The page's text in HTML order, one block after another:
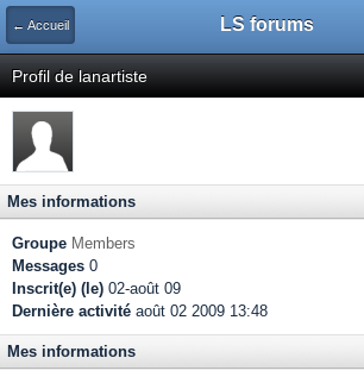
← Accueil LS forums
Profil de lanartiste
Mes informations
Groupe Members
Messages 0
Inscrit(e) (le) 02-août 09
Dernière activité août 02 2009 13:48
Mes informations